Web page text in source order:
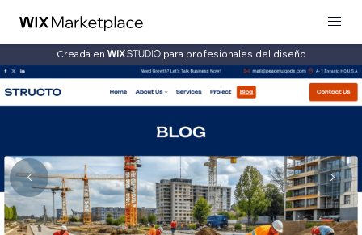
Creada en para profesionales del diseño